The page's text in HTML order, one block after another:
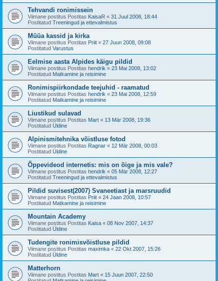
Tehvandi ronimissein
Viimane postitus Postitas KaisaR « 31 Juul 2008, 18:44
Postitatud Treeningud ja ettevalmistus
Müüa kassid ja kirka
Viimane postitus Postitas Priit « 27 Juun 2008, 09:08
Postitatud Varustus
Eelmise aasta Alpides käigu pildid
Viimane postitus Postitas hendrik « 23 Mai 2008, 13:02
Postitatud Matkamine ja reisimine
Ronimispiirkondade teejuhid - raamatud
Viimane postitus Postitas hendrik « 23 Mai 2008, 12:59
Postitatud Matkamine ja reisimine
Liustikud sulavad
Viimane postitus Postitas Mart « 13 Mär 2008, 19:36
Postitatud Üldine
Alpinismitehnika võistluse fotod
Viimane postitus Postitas Ragnar « 12 Mär 2008, 00:03
Postitatud Üldine
Õppevideod internetis: mis on õige ja mis vale?
Viimane postitus Postitas hendrik « 05 Mär 2008, 12:27
Postitatud Treeningud ja ettevalmistus
Pildid suvisest(2007) Svaneetiast ja marsruudid
Viimane postitus Postitas Priit « 24 Jaan 2008, 10:57
Postitatud Matkamine ja reisimine
Mountain Academy
Viimane postitus Postitas Kaisa « 08 Nov 2007, 14:37
Postitatud Üldine
Tudengite ronimisvõistluse pildid
Viimane postitus Postitas maximka « 22 Okt 2007, 15:26
Postitatud Üldine
Matterhorn
Viimane postitus Postitas Mart « 15 Juun 2007, 22:50